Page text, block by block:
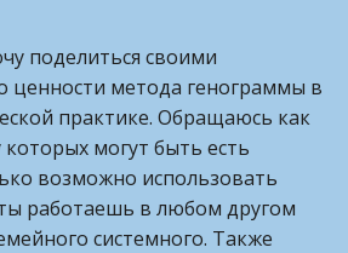
поделиться своими
метода генограммы в
практике. Обращаюсь как
которых могут быть есть
возможно использовать
работаешь в любом другом
системного. Также